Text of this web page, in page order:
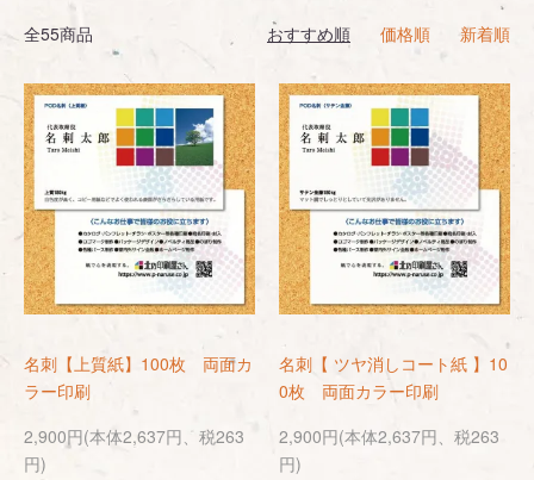
全55商品 おすすめ順 価格順 新着順
名刺【上質紙】100枚 両面カ
ラー印刷
2,900円(本体2,637円、税263
円)
名刺【 ツヤ消しコート紙 】10
0枚 両面カラー印刷
2,900円(本体2,637円、税263
円)